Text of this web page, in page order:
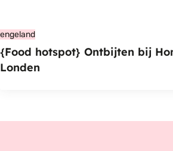
engeland
{Food hotspot} Ontbijten bij
Londen